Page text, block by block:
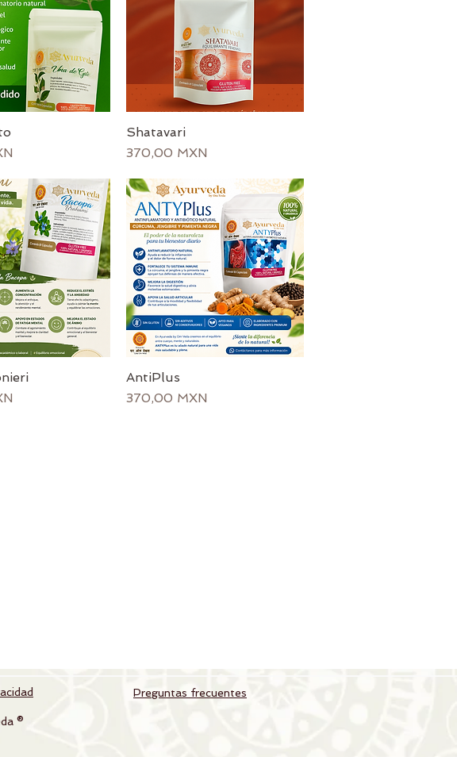
rápida Vista rápida
Shatavari
Precio
370,00 MXN
rápida
AntiPlus
Precio
370,00 MXN
®
Preguntas frecuentes